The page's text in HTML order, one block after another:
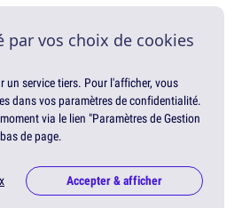
par vos choix de cookies
un service tiers. Pour l'afficher, vous
dans vos paramètres de confidentialité.
via le lien "Paramètres de Gestion
de page.
Accepter & afficher